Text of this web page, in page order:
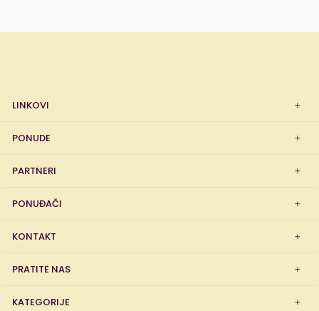
LINKOVI
PONUDE
PARTNERI
PONUĐAČI
KONTAKT
PRATITE NAS
KATEGORIJE